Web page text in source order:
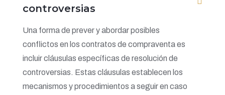
controversias
Una forma de prever y abordar posibles
conflictos en los contratos de compraventa es
incluir cláusulas específicas de resolución de
controversias. Estas cláusulas establecen los
mecanismos y procedimientos a seguir en caso